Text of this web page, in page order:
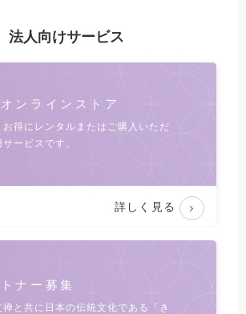
法人向けサービス
ンラインストア
得にレンタルまたは ご購入いただ
ービスです。
詳しく見る
ナー募集
と共に日本の伝統文化である
「き